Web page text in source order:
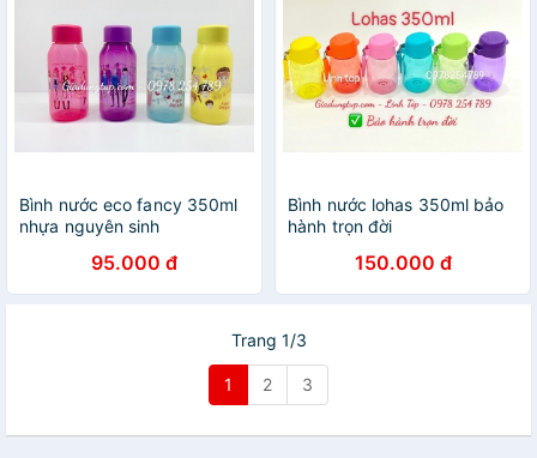
Bình nước eco fancy 350ml
nhựa nguyên sinh
95.000 đ
Bình nước lohas 350ml bảo
hành trọn đời
150.000 đ
Trang 1/3
1 2 3